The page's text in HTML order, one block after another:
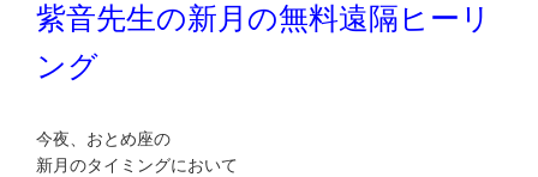
紫音先生の新月の無料遠隔ヒーリ
ング
今夜、おとめ座の
新月のタイミングにおいて